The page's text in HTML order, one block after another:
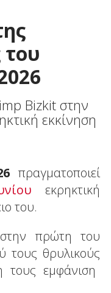
Bizkit στην
εκκίνηση
πραγματοποιεί
εκρηκτική
του.
πρώτη του
τους θρυλικούς
τους εμφάνιση